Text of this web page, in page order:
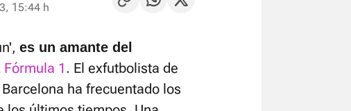
15:44 h
es un amante del
Fórmula 1. El exfutbolista de
ha frecuentado los